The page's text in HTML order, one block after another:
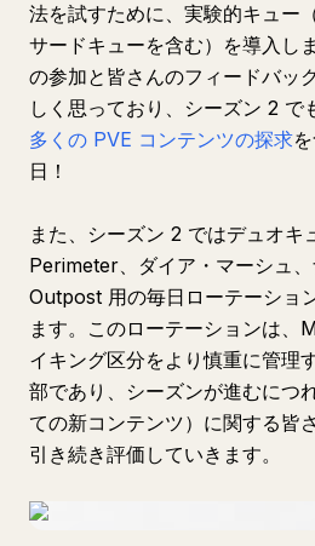
法を試すために、実験的キュー
サードキューを含む）を導入し
の参加と皆さんのフィードバッ
しく思っており、シーズン 2 で
多くの PVE コンテンツの探求
日！
また、シーズン 2 ではデュオキ
Perimeter、ダイア・マーシュ、
Outpost 用の毎日ローテーショ
ます。このローテーションは、
イキング区分をより慎重に管理
部であり、シーズンが進むにつ
ての新コンテンツ）に関する皆
引き続き評価していきます。